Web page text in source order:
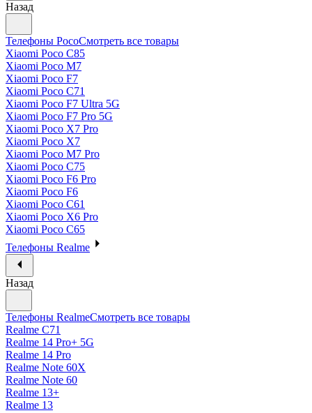
Назад
Телефоны PocoСмотреть все товары
Xiaomi Poco C85
Xiaomi Poco M7
Xiaomi Poco F7
Xiaomi Poco C71
Xiaomi Poco F7 Ultra 5G
Xiaomi Poco F7 Pro 5G
Xiaomi Poco X7 Pro
Xiaomi Poco X7
Xiaomi Poco M7 Pro
Xiaomi Poco C75
Xiaomi Poco F6 Pro
Xiaomi Poco F6
Xiaomi Poco C61
Xiaomi Poco X6 Pro
Xiaomi Poco C65
Телефоны Realme
Назад
Телефоны RealmeСмотреть все товары
Realme C71
Realme 14 Pro+ 5G
Realme 14 Pro
Realme Note 60X
Realme Note 60
Realme 13+
Realme 13